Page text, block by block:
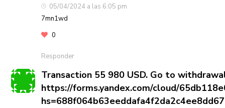
05/04/2024 a las 6:05 pm
7mn1wd
0
Responder
Transaction 55 980 USD. Gо tо
https://forms.yandex.com/cloud/